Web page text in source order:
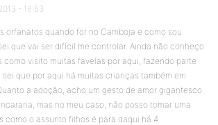
- 16:53
orfanatos quando for no Camboja e como sou
que vai ser difícil me controlar. Ainda não conheço
como visito muitas favelas por aqui, fazendo parte
que por aqui há muitas crianças também em
a adoção, acho um gesto de amor gigantesco
mas no meu caso, não posso tomar uma
como o assunto filhos é para daqui há 4